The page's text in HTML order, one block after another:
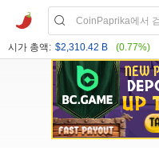
시가 총액: $2,310.42 B (0.77%)